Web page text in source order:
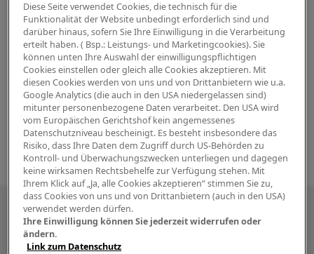
Besuchen Sie uns auch in den sozialen
Medien
Diese Seite verwendet Cookies, die technisch für die
Funktionalität der Website unbedingt erforderlich sind und
darüber hinaus, sofern Sie Ihre Einwilligung in die Verarbeitung
erteilt haben. ( Bsp.: Leistungs- und Marketingcookies). Sie
können unten Ihre Auswahl der einwilligungspflichtigen
Cookies einstellen oder gleich alle Cookies akzeptieren. Mit
diesen Cookies werden von uns und von Drittanbietern wie u.a.
Google Analytics (die auch in den USA niedergelassen sind)
mitunter personenbezogene Daten verarbeitet. Den USA wird
vom Europäischen Gerichtshof kein angemessenes
Datenschutzniveau bescheinigt. Es besteht insbesondere das
Risiko, dass Ihre Daten dem Zugriff durch US-Behörden zu
Kontroll- und Überwachungszwecken unterliegen und dagegen
keine wirksamen Rechtsbehelfe zur Verfügung stehen. Mit
Ihrem Klick auf „Ja, alle Cookies akzeptieren“ stimmen Sie zu,
dass Cookies von uns und von Drittanbietern (auch in den USA)
verwendet werden dürfen.
Ihre Einwilligung können Sie jederzeit widerrufen oder
ändern.
Link zum Datenschutz